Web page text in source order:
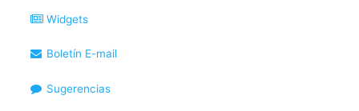
Widgets
Boletín E-mail
Sugerencias